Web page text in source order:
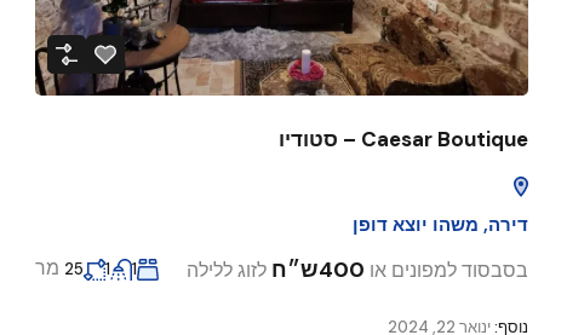
Caesar Boutique – סטודיו
דירה, משהו יוצא דופן
בסבסוד למפונים או 400ש״ח לזוג ללילה 1
1
25 מר
נוסף:ינואר 22, 2024